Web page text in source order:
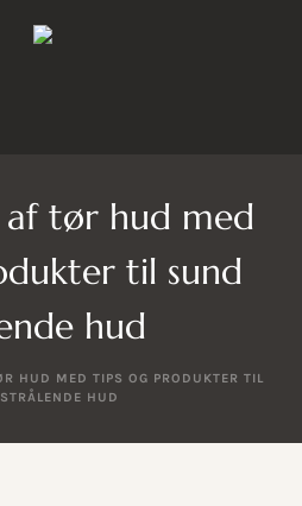
af tør hud med
til sund
hud
HUD MED TIPS OG PRODUKTER TIL
HUD